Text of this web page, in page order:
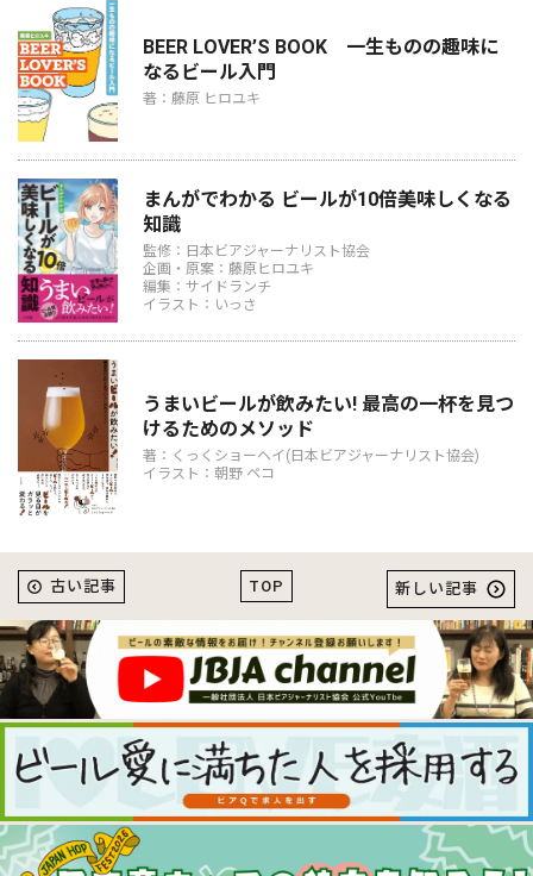
BEER LOVER’S BOOK 一生ものの趣味に
なるビール入門
著：藤原 ヒロユキ
まんがでわかる ビールが10倍美味しくなる
知識
監修：日本ビアジャーナリスト協会
企画・原案：藤原ヒロユキ
編集：サイドランチ
イラスト：いっさ
うまいビールが飲みたい! 最高の一杯を見つ
けるためのメソッド
著：くっくショーヘイ(日本ビアジャーナリスト協会)
イラスト：朝野 ペコ
TOP
古い記事 新しい記事